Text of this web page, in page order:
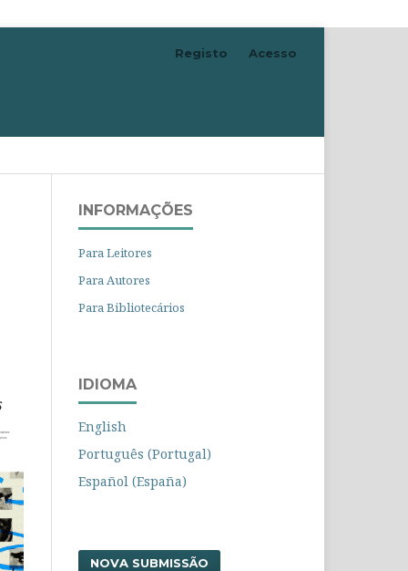
Registo Acesso
INFORMAÇÕES
Para Leitores
Para Autores
Para Bibliotecários
IDIOMA
English
Português (Portugal)
Español (España)
NOVA SUBMISSÃO